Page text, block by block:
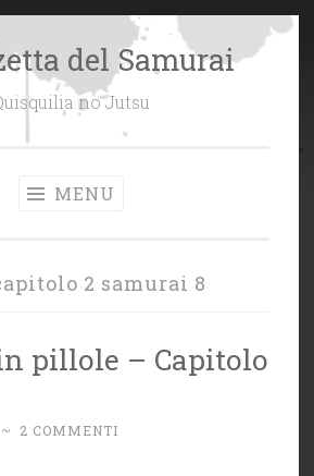
del Samurai
no Jutsu
MENU
2 samurai 8
pillole – Capitolo
~ 2 COMMENTI